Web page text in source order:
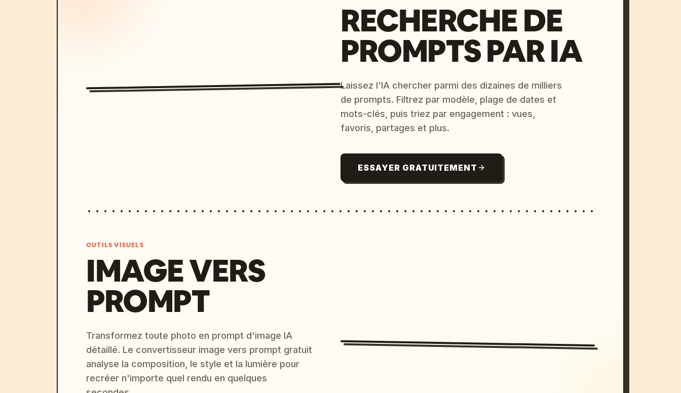
RECHERCHE DE
PROMPTS PAR IA
Laissez l'IA chercher parmi des dizaines de milliers
de prompts. Filtrez par modèle, plage de dates et
mots-clés, puis triez par engagement : vues,
favoris, partages et plus.
ESSAYER GRATUITEMENT
OUTILS VISUELS
IMAGE VERS
PROMPT
Transformez toute photo en prompt d'image IA
détaillé. Le convertisseur image vers prompt gratuit
analyse la composition, le style et la lumière pour
recréer n'importe quel rendu en quelques